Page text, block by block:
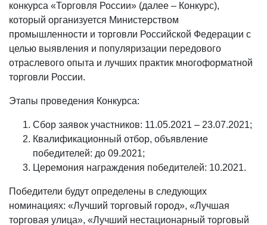
конкурса «Торговля России» (далее – Конкурс),
который организуется Министерством
промышленности и торговли Российской Федерации с
целью выявления и популяризации передового
отраслевого опыта и лучших практик многоформатной
торговли России.
Этапы проведения Конкурса:
Сбор заявок участников: 11.05.2021 – 23.07.2021;
Квалификационный отбор, объявление
победителей: до 09.2021;
Церемония награждения победителей: 10.2021.
Победители будут определены в следующих
номинациях: «Лучший торговый город», «Лучшая
торговая улица», «Лучший нестационарный торговый